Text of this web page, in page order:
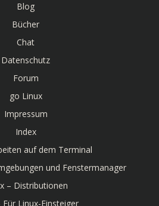
Blog
Bücher
Chat
Datenschutz
Forum
go Linux
Impressum
Index
auf dem Terminal
und Fenstermanager
– Distributionen
Für Linux-Einsteiger